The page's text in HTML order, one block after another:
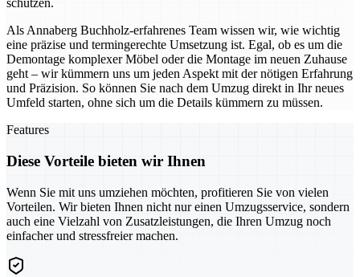
schützen.
Als Annaberg Buchholz-erfahrenes Team wissen wir, wie wichtig
eine präzise und termingerechte Umsetzung ist. Egal, ob es um die
Demontage komplexer Möbel oder die Montage im neuen Zuhause
geht – wir kümmern uns um jeden Aspekt mit der nötigen Erfahrung
und Präzision. So können Sie nach dem Umzug direkt in Ihr neues
Umfeld starten, ohne sich um die Details kümmern zu müssen.
Features
Diese Vorteile bieten wir Ihnen
Wenn Sie mit uns umziehen möchten, profitieren Sie von vielen
Vorteilen. Wir bieten Ihnen nicht nur einen Umzugsservice, sondern
auch eine Vielzahl von Zusatzleistungen, die Ihren Umzug noch
einfacher und stressfreier machen.